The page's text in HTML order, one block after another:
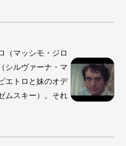
（マッシモ・ジロ
シルヴァーナ・マ
エトロと妹のオデ
ムスキー）。それ